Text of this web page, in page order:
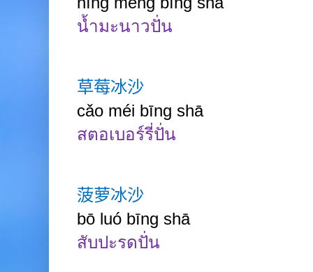
น้ำมะนาวปั่น
草莓冰沙
cǎo méi bīng shā
สตอเบอร์รี่ปั่น
菠萝冰沙
bō luó bīng shā
สับปะรดปั่น